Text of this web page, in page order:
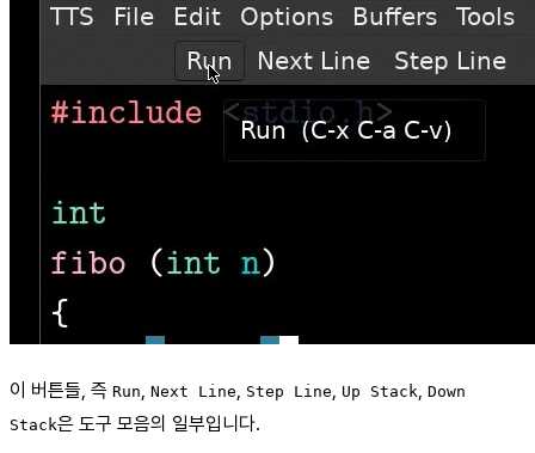
이 버튼들, 즉 Run, Next Line, Step Line, Up Stack, Down
Stack은 도구 모음의 일부입니다.